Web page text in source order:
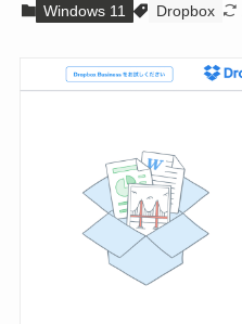
Windows 11 Dropbox